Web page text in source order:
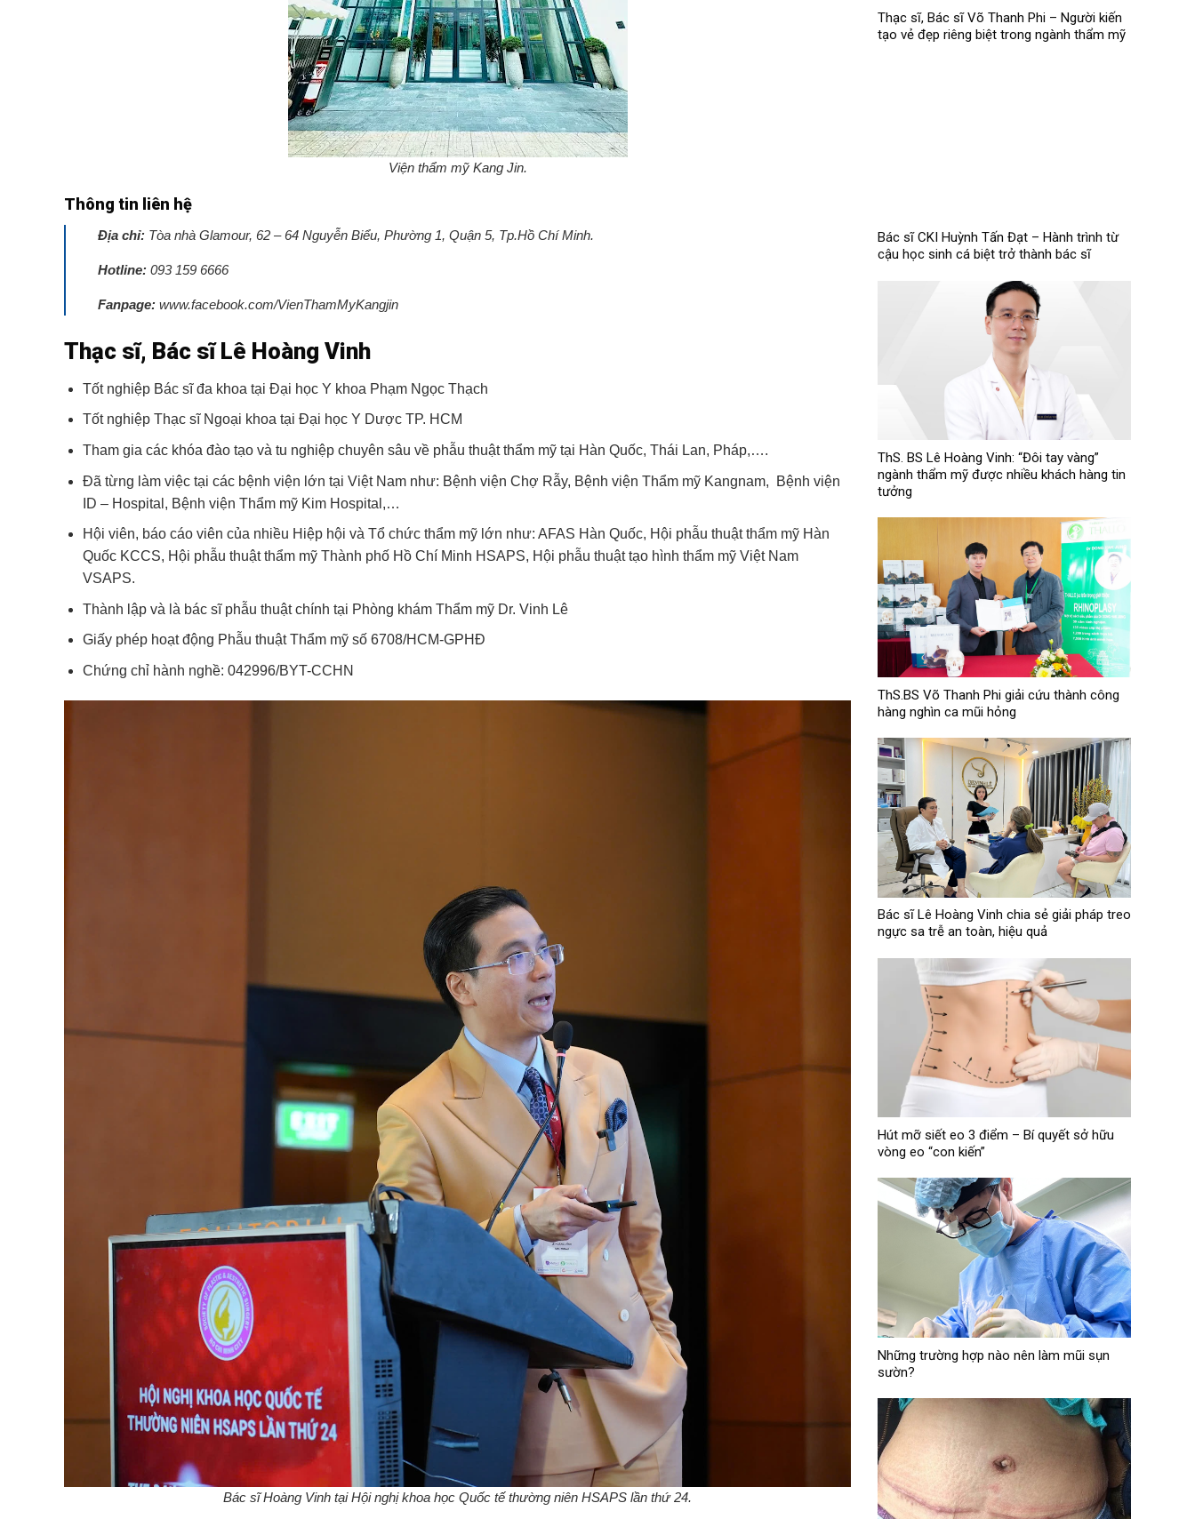
Viện thẩm mỹ Kang Jin.
Thông tin liên hệ
Địa chỉ: Tòa nhà Glamour, 62 – 64 Nguyễn Biểu, Phường 1, Quận 5, Tp.Hồ Chí Minh.
Hotline: 093 159 6666
Fanpage: www.facebook.com/VienThamMyKangjin
Thạc sĩ, Bác sĩ Lê Hoàng Vinh
Tốt nghiệp Bác sĩ đa khoa tại Đại học Y khoa Phạm Ngọc Thạch
Tốt nghiệp Thạc sĩ Ngoại khoa tại Đại học Y Dược TP. HCM
Tham gia các khóa đào tạo và tu nghiệp chuyên sâu về phẫu thuật thẩm mỹ tại Hàn Quốc, Thái Lan, Pháp,….
Đã từng làm việc tại các bệnh viện lớn tại Việt Nam như: Bệnh viện Chợ Rẫy, Bệnh viện Thẩm mỹ Kangnam, Bệnh viện
ID – Hospital, Bệnh viện Thẩm mỹ Kim Hospital,…
Hội viên, báo cáo viên của nhiều Hiệp hội và Tổ chức thẩm mỹ lớn như: AFAS Hàn Quốc, Hội phẫu thuật thẩm mỹ Hàn
Quốc KCCS, Hội phẫu thuật thẩm mỹ Thành phố Hồ Chí Minh HSAPS, Hội phẫu thuật tạo hình thẩm mỹ Việt Nam
VSAPS.
Thành lập và là bác sĩ phẫu thuật chính tại Phòng khám Thẩm mỹ Dr. Vinh Lê
Giấy phép hoạt động Phẫu thuật Thẩm mỹ số 6708/HCM-GPHĐ
Chứng chỉ hành nghề: 042996/BYT-CCHN
Bác sĩ Hoàng Vinh tại Hội nghị khoa học Quốc tế thường niên HSAPS lần thứ 24.
Thạc sĩ, Bác sĩ Võ Thanh Phi – Người kiến
tạo vẻ đẹp riêng biệt trong ngành thẩm mỹ
Bác sĩ CKI Huỳnh Tấn Đạt – Hành trình từ
cậu học sinh cá biệt trở thành bác sĩ
ThS. BS Lê Hoàng Vinh: “Đôi tay vàng”
ngành thẩm mỹ được nhiều khách hàng tin
tưởng
ThS.BS Võ Thanh Phi giải cứu thành công
hàng nghìn ca mũi hỏng
Bác sĩ Lê Hoàng Vinh chia sẻ giải pháp treo
ngực sa trễ an toàn, hiệu quả
Hút mỡ siết eo 3 điểm – Bí quyết sở hữu
vòng eo “con kiến”
Những trường hợp nào nên làm mũi sụn
sườn?